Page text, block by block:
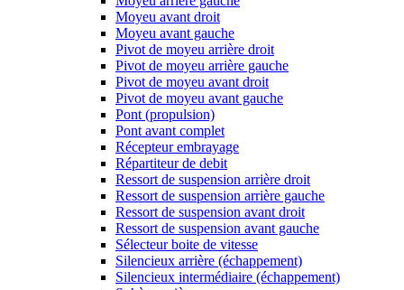
Moyeu avant droit
Moyeu avant gauche
Pivot de moyeu arrière droit
Pivot de moyeu arrière gauche
Pivot de moyeu avant droit
Pivot de moyeu avant gauche
Pont (propulsion)
Pont avant complet
Récepteur embrayage
Répartiteur de debit
Ressort de suspension arrière droit
Ressort de suspension arrière gauche
Ressort de suspension avant droit
Ressort de suspension avant gauche
Sélecteur boite de vitesse
Silencieux arrière (échappement)
Silencieux intermédiaire (échappement)